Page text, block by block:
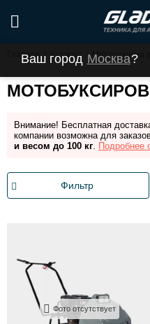
Ваш город Москва?
Главная / Каталог Мототехника
Внимание! Бесплатная
компании возможна для
и весом до 100 кг. Подробнее
Фильтр
Фото отсутствует